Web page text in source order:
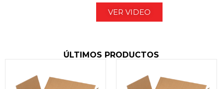
VER VIDEO
ÚLTIMOS PRODUCTOS